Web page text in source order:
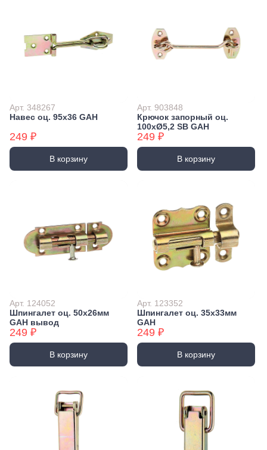
Арт. 348267
Навес оц. 95x36 GAH
249 ₽
В корзину
Арт. 903848
Крючок запорный оц.
100xØ5,2 SB GAH
249 ₽
В корзину
Арт. 124052
Шпингалет оц. 50x26мм
GAH вывод
249 ₽
В корзину
Арт. 123352
Шпингалет оц. 35x33мм
GAH
249 ₽
В корзину